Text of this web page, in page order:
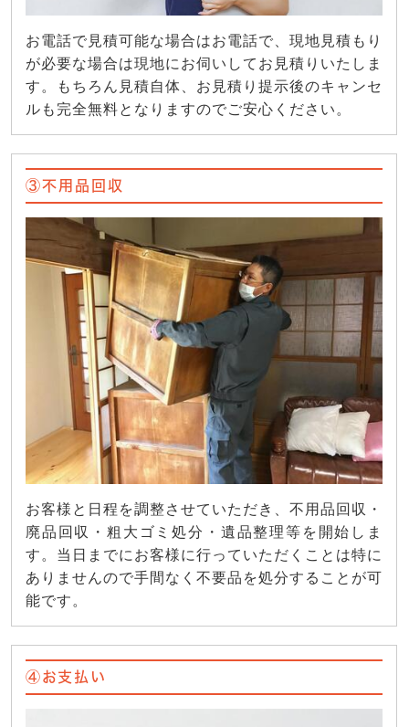
お電話で見積可能な場合はお電話で、現地見積もり
が必要な場合は現地にお伺いしてお見積りいたしま
す。もちろん見積自体、お見積り提示後のキャンセ
ルも完全無料となりますのでご安心ください。
③不用品回収
お客様と日程を調整させていただき、不用品回収・
廃品回収・粗大ゴミ処分・遺品整理等を開始しま
す。当日までにお客様に行っていただくことは特に
ありませんので手間なく不要品を処分することが可
能です。
④お支払い